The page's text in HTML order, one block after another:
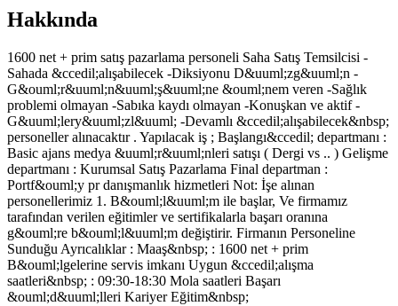
Hakkında
1600 net + prim satış pazarlama personeli Saha Satış Temsilcisi -
Sahada &ccedil;alışabilecek -Diksiyonu D&uuml;zg&uuml;n -
G&ouml;r&uuml;n&uuml;ş&uuml;ne &ouml;nem veren -Sağlık
problemi olmayan -Sabıka kaydı olmayan -Konuşkan ve aktif -
G&uuml;lery&uuml;zl&uuml; -Devamlı &ccedil;alışabilecek&nbsp;
personeller alınacaktır . Yapılacak iş ; Başlangı&ccedil; departmanı :
Basic ajans medya &uuml;r&uuml;nleri satışı ( Dergi vs .. ) Gelişme
departmanı : Kurumsal Satış Pazarlama Final departman :
Portf&ouml;y pr danışmanlık hizmetleri Not: İşe alınan
personellerimiz 1. B&ouml;l&uuml;m ile başlar, Ve firmamız
tarafından verilen eğitimler ve sertifikalarla başarı oranına
g&ouml;re b&ouml;l&uuml;m değiştirir. Firmanın Personeline
Sunduğu Ayrıcalıklar : Maaş&nbsp; : 1600 net + prim
B&ouml;lgelerine servis imkanı Uygun &ccedil;alışma
saatleri&nbsp; : 09:30-18:30 Mola saatleri Başarı
&ouml;d&uuml;lleri Kariyer Eğitim&nbsp;